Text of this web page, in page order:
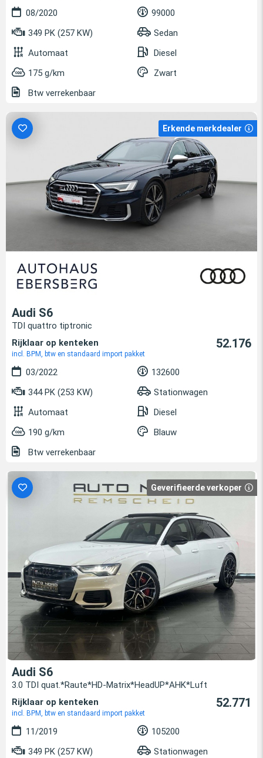
08/2020
99000
349 PK (257 KW)
Sedan
Automaat
Diesel
175 g/km
Zwart
Btw verrekenbaar
Erkende merkdealer
Audi S6
TDI quattro tiptronic
Rijklaar op kenteken
incl. BPM, btw en standaard import pakket
52.176
03/2022
132600
344 PK (253 KW)
Stationwagen
Automaat
Diesel
190 g/km
Blauw
Btw verrekenbaar
Geverifieerde verkoper
Audi S6
3.0 TDI quat.*Raute*HD-Matrix*HeadUP*AHK*Luft
Rijklaar op kenteken
incl. BPM, btw en standaard import pakket
52.771
11/2019
105200
349 PK (257 KW)
Stationwagen